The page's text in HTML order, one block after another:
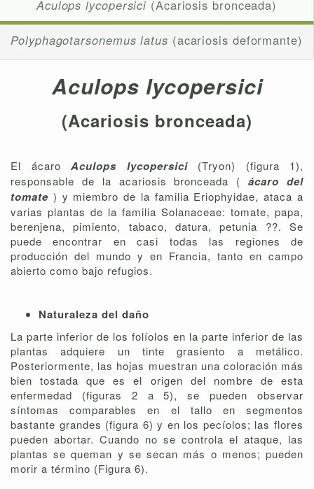
Aculops lycopersici (Acariosis bronceada)
Polyphagotarsonemus latus (acariosis deformante)
Aculops lycopersici
(Acariosis bronceada)
El ácaro Aculops lycopersici (Tryon) (figura 1),
responsable de la acariosis bronceada (ácaro del
tomate ) y miembro de la familia Eriophyidae, ataca a
varias plantas de la familia Solanaceae: tomate, papa,
berenjena, pimiento, tabaco, datura, petunia ??. Se
puede encontrar en casi todas las regiones de
producción del mundo y en Francia, tanto en campo
abierto como bajo refugios.
Naturaleza del daño
La parte inferior de los folíolos en la parte inferior de las
plantas adquiere un tinte grasiento a metálico.
Posteriormente, las hojas muestran una coloración más
bien tostada que es el origen del nombre de esta
enfermedad (figuras 2 a 5), ​​se pueden observar
síntomas comparables en el tallo en segmentos
bastante grandes (figura 6) y en los pecíolos; las flores
pueden abortar. Cuando no se controla el ataque, las
plantas se queman y se secan más o menos; pueden
morir a término (Figura 6).